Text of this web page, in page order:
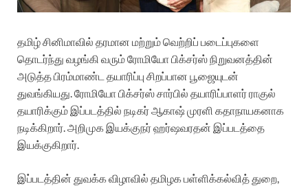
தமிழ் சினிமாவில் தரமான மற்றும் வெற்றிப் படைப்புகளை
தொடர்ந்து வழங்கி வரும் ரோமியோ பிக்சர்ஸ் நிறுவனத்தின்
அடுத்த பிரம்மாண்ட தயாரிப்பு சிறப்பான பூஜையுடன்
துவங்கியது. ரோமியோ பிக்சர்ஸ் சார்பில் தயாரிப்பாளர் ராகுல்
தயாரிக்கும் இப்படத்தில் நடிகர் ஆகாஷ் முரளி கதாநாயகனாக
நடிக்கிறார். அறிமுக இயக்குநர் ஹர்ஷவரதன் இப்படத்தை
இயக்குகிறார்.
இப்படத்தின் துவக்க விழாவில் தமிழக பள்ளிக்கல்வித் துறை,